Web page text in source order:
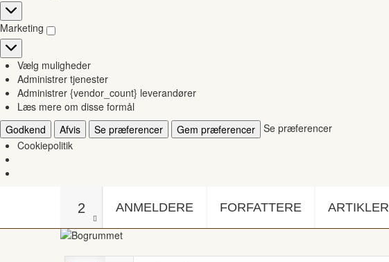
Statistikker
Marketing
Marketing
Vælg muligheder
Administrer tjenester
Administrer {vendor_count} leverandører
Læs mere om disse formål
Godkend
Afvis Se præferencer Gem præferencer Se præferencer
Cookiepolitik
2 ANMELDERE FORFATTERE ARTIKLER